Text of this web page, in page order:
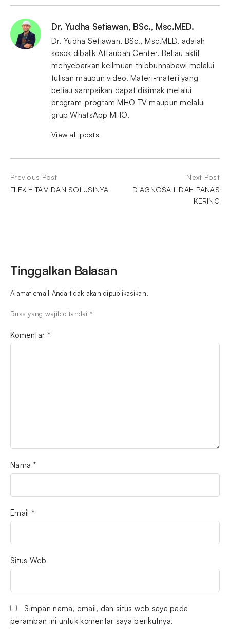
Dr. Yudha Setiawan, BSc., Msc.MED.
Dr. Yudha Setiawan, BSc., Msc.MED. adalah
sosok dibalik Attaubah Center. Beliau aktif
menyebarkan keilmuan thibbunnabawi melalui
tulisan maupun video. Materi-materi yang
beliau sampaikan dapat disimak melalui
program-program MHO TV maupun melalui
grup WhatsApp MHO.
View all posts
Previous Post
FLEK HITAM DAN SOLUSINYA
Next Post
DIAGNOSA LIDAH PANAS
KERING
Tinggalkan Balasan
Alamat email Anda tidak akan dipublikasikan.
Ruas yang wajib ditandai *
Komentar *
Nama *
Email *
Situs Web
Simpan nama, email, dan situs web saya pada
peramban ini untuk komentar saya berikutnya.